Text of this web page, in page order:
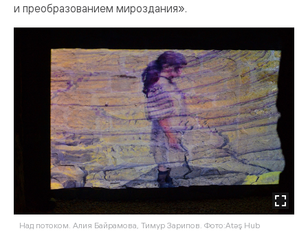
и преобразованием мироздания».
Над потоком. Алия Байрамова, Тимур Зарипов. Фото:Atəş Hub